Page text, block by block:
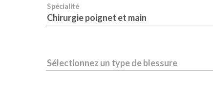
Spécialité
Chirurgie poignet et main
Sélectionnez un type de blessure